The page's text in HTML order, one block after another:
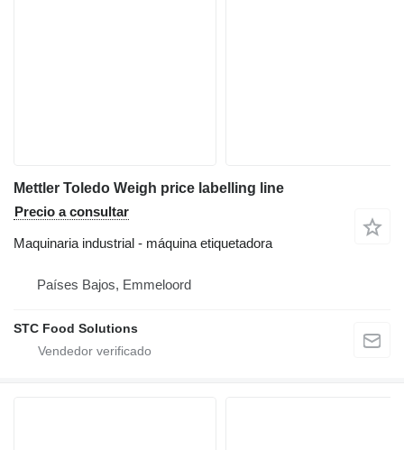
Mettler Toledo Weigh price labelling line
Precio a consultar
Maquinaria industrial - máquina etiquetadora
Países Bajos, Emmeloord
STC Food Solutions